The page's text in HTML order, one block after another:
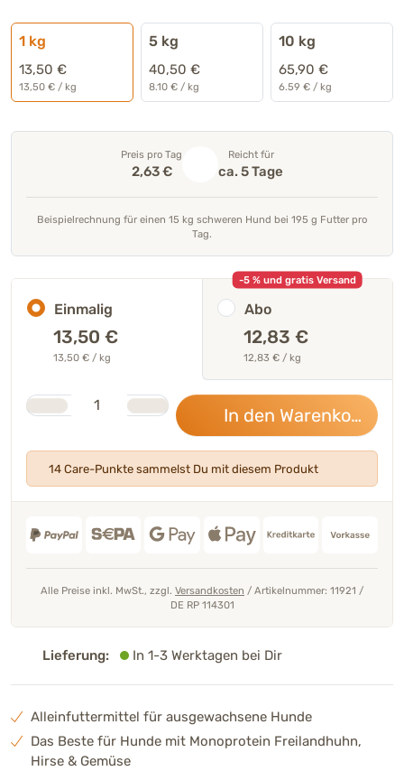
Alleinfuttermittel für ausgewachsene Hunde
Das Beste für Hunde mit Monoprotein Freilandhuhn,
Hirse & Gemüse
1 kg
13,50 €
13,50 € / kg
5 kg
40,50 €
8.10 € / kg
10 kg
65,90 €
6.59 € / kg
Preis pro Tag
2,63 €
Reicht für
ca. 5 Tage
Beispielrechnung für einen 15 kg schweren Hund bei 195 g Futter pro
Tag.
Einmalig
13,50 €
13,50 € / kg
-5 % und gratis Versand
Abo
12,83 €
12,83 € / kg
Anzahl
In den Warenkorb
14 Care-Punkte sammelst Du mit diesem Produkt
Alle Preise inkl. MwSt., zzgl. Versandkosten / Artikelnummer: 11921 /
DE RP 114301
Lieferung: In 1-3 Werktagen bei Dir